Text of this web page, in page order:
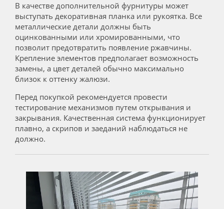
В качестве дополнительной фурнитуры может
выступать декоративная планка или рукоятка. Все
металлические детали должны быть
оцинкованными или хромированными, что
позволит предотвратить появление ржавчины.
Крепление элементов предполагает возможность
замены, а цвет деталей обычно максимально
близок к оттенку жалюзи.
Перед покупкой рекомендуется провести
тестирование механизмов путем открывания и
закрывания. Качественная система функционирует
плавно, а скрипов и заеданий наблюдаться не
должно.